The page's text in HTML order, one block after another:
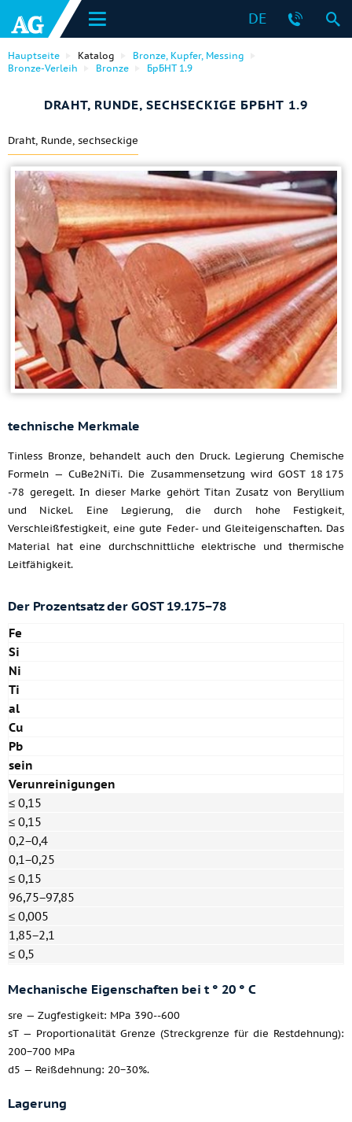
DE
Hauptseite Katalog
Bronze, Kupfer, Messing
Bronze-Verleih
Bronze БрБНТ 1.9
DRAHT, RUNDE, SECHSECKIGE БРБНТ 1.9
Draht, Runde, sechseckige
technische Merkmale
Tinless Bronze, behandelt auch den Druck. Legierung Chemische
Formeln — CuBe2NiTi. Die Zusammensetzung wird GOST 18 175
-78 geregelt. In dieser Marke gehört Titan Zusatz von Beryllium
und Nickel. Eine Legierung, die durch hohe Festigkeit,
Verschleißfestigkeit, eine gute Feder- und Gleiteigenschaften. Das
Material hat eine durchschnittliche elektrische und thermische
Leitfähigkeit.
Der Prozentsatz der GOST 19.175−78
Fe
Si
Ni
Ti
al
Cu
Pb
sein
Verunreinigungen
≤ 0,15
≤ 0,15
0,2−0,4
0,1−0,25
≤ 0,15
96,75−97,85
≤ 0,005
1,85−2,1
≤ 0,5
Mechanische Eigenschaften bei t ° 20 ° C
sre — Zugfestigkeit: MPa 390--600
sT — Proportionalität Grenze (Streckgrenze für die Restdehnung):
200−700 MPa
d5 — Reißdehnung: 20−30%.
Lagerung